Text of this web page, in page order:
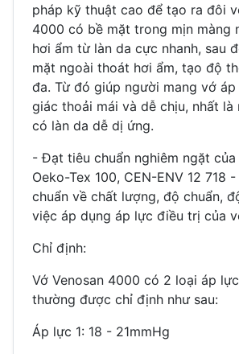
pháp kỹ thuật cao để tạo ra đôi
4000 có bề mặt trong mịn màng
hơi ẩm từ làn da cực nhanh, sau
mặt ngoài thoát hơi ẩm, tạo độ
đa. Từ đó giúp người mang vớ
giác thoải mái và dễ chịu, nhất là
có làn da dễ dị ứng.
- Đạt tiêu chuẩn nghiêm ngặt của
Oeko-Tex 100, CEN-ENV 12 718
chuẩn về chất lượng, độ chuẩn,
việc áp dụng áp lực điều trị của
Chỉ định:
Vớ Venosan 4000 có 2 loại áp
thường được chỉ định như sau:
Áp lực 1: 18 - 21mmHg